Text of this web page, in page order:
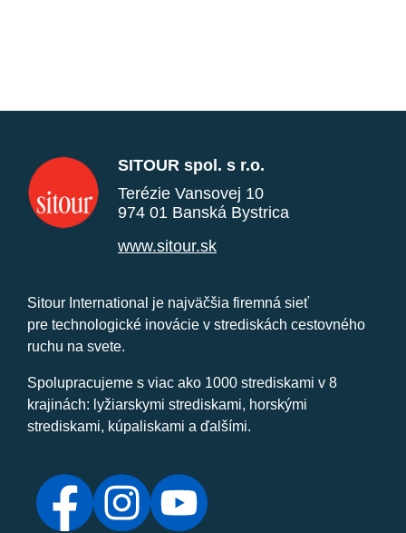
SITOUR spol. s r.o.
Terézie Vansovej 10
974 01 Banská Bystrica
www.sitour.sk
Sitour International je najväčšia firemná sieť
pre technologické inovácie v strediskách cestovného
ruchu na svete.
Spolupracujeme s viac ako 1000 strediskami v 8
krajinách: lyžiarskymi strediskami, horskými
strediskami, kúpaliskami a ďalšími.